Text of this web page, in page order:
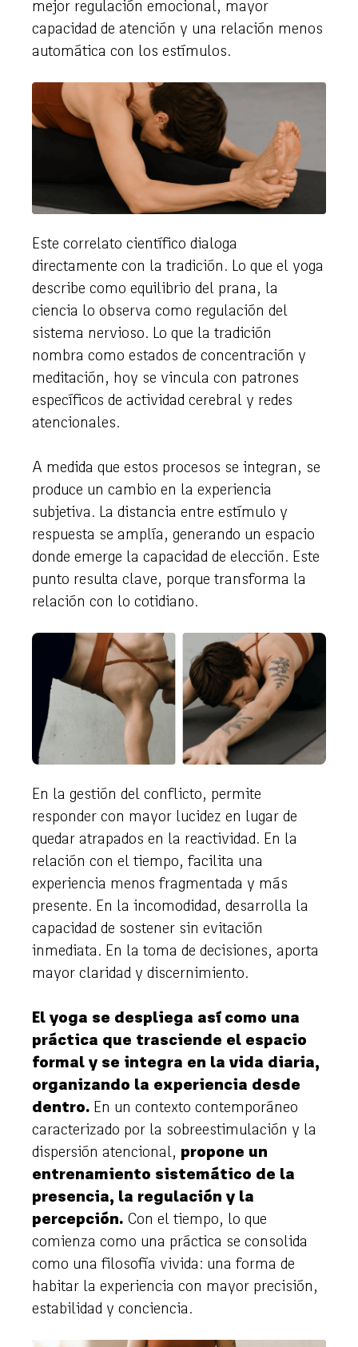
mejor regulación emocional, mayor
capacidad de atención y una relación menos
automática con los estímulos.
Este correlato científico dialoga
directamente con la tradición. Lo que el yoga
describe como equilibrio del prana, la
ciencia lo observa como regulación del
sistema nervioso. Lo que la tradición
nombra como estados de concentración y
meditación, hoy se vincula con patrones
específicos de actividad cerebral y redes
atencionales.
A medida que estos procesos se integran, se
produce un cambio en la experiencia
subjetiva. La distancia entre estímulo y
respuesta se amplía, generando un espacio
donde emerge la capacidad de elección. Este
punto resulta clave, porque transforma la
relación con lo cotidiano.
En la gestión del conflicto, permite
responder con mayor lucidez en lugar de
quedar atrapados en la reactividad. En la
relación con el tiempo, facilita una
experiencia menos fragmentada y más
presente. En la incomodidad, desarrolla la
capacidad de sostener sin evitación
inmediata. En la toma de decisiones, aporta
mayor claridad y discernimiento.
El yoga se despliega así como una
práctica que trasciende el espacio
formal y se integra en la vida diaria,
organizando la experiencia desde
dentro. En un contexto contemporáneo
caracterizado por la sobreestimulación y la
dispersión atencional, propone un
entrenamiento sistemático de la
presencia, la regulación y la
percepción. Con el tiempo, lo que
comienza como una práctica se consolida
como una filosofía vivida: una forma de
habitar la experiencia con mayor precisión,
estabilidad y conciencia.